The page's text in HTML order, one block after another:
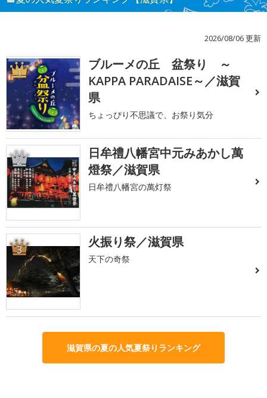
2026/08/06 更新
1
ブルーメの丘 盆祭り ～
KAPPA PARADAISE～／滋賀
県
ちょっぴり不思議で、お祭り気分
2
日牟禮八幡宮中元みあかし萬
燈祭／滋賀県
日牟禮八幡宮の萬灯祭
3 火振り祭／滋賀県
天下の奇祭
滋賀県の夏の人気夏祭りランキング